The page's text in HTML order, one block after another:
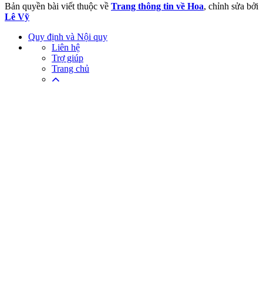
Bản quyền bài viết thuộc về Trang thông tin về Hoa, chỉnh sửa bởi
Lê Vỹ
Quy định và Nội quy
Liên hệ
Trợ giúp
Trang chủ